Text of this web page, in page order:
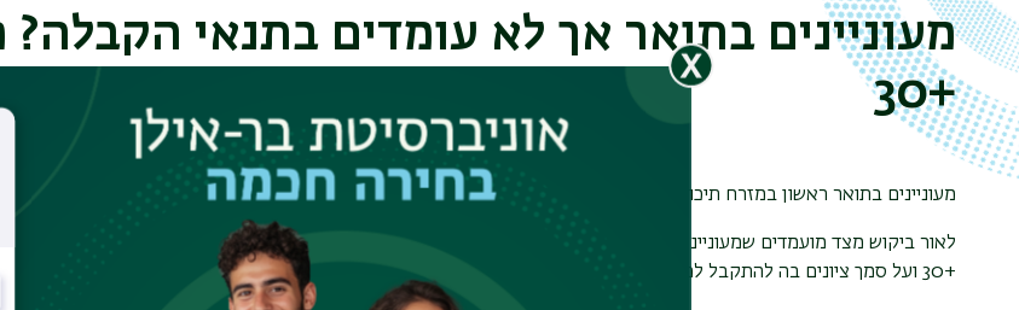
מעוניינים בתואר אך לא עומדים בתנאי הקבלה?
+30
מעוניינים בתואר ראשון במזרח תיכון אך לא עומדים בתנאי הקבלה? חדש! בעזרת מכינת +30 תוכלו להתקבל
לאור ביקוש מצד מועמדים שמעוניינים ללמוד במחלקה למזרח תיכון, אך לא עומדים בתנאי הקבלה, ניתן כיום להירשם למכינת
+30 ועל סמך ציונים בה להתקבל למחלקה.